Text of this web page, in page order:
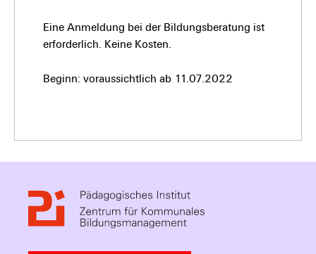
Eine Anmeldung bei der Bildungsberatung ist
erforderlich. Keine Kosten.
Beginn: voraussichtlich ab 11.07.2022